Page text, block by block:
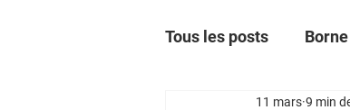
Tous les posts
11 mars 9 min